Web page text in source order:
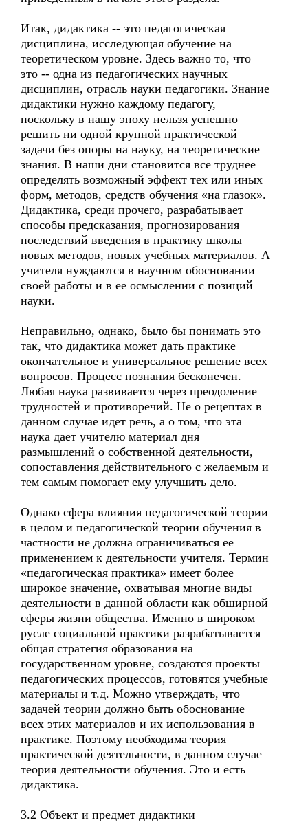
Итак, дидактика -- это педагогическая
дисциплина, исследующая обучение на
теоретическом уровне. Здесь важно то, что
это -- одна из педагогических научных
дисциплин, отрасль науки педагогики. Знание
дидактики нужно каждому педагогу,
поскольку в нашу эпоху нельзя успешно
решить ни одной крупной практической
задачи без опоры на науку, на теоретические
знания. В наши дни становится все труднее
определять возможный эффект тех или иных
форм, методов, средств обучения «на глазок».
Дидактика, среди прочего, разрабатывает
способы предсказания, прогнозирования
последствий введения в практику школы
новых методов, новых учебных материалов. А
учителя нуждаются в научном обосновании
своей работы и в ее осмыслении с позиций
науки.
Неправильно, однако, было бы понимать это
так, что дидактика может дать практике
окончательное и универсальное решение всех
вопросов. Процесс познания бесконечен.
Любая наука развивается через преодоление
трудностей и противоречий. Не о рецептах в
данном случае идет речь, а о том, что эта
наука дает учителю материал дня
размышлений о собственной деятельности,
сопоставления действительного с желаемым и
тем самым помогает ему улучшить дело.
Однако сфера влияния педагогической теории
в целом и педагогической теории обучения в
частности не должна ограничиваться ее
применением к деятельности учителя. Термин
«педагогическая практика» имеет более
широкое значение, охватывая многие виды
деятельности в данной области как обширной
сферы жизни общества. Именно в широком
русле социальной практики разрабатывается
общая стратегия образования на
государственном уровне, создаются проекты
педагогических процессов, готовятся учебные
материалы и т.д. Можно утверждать, что
задачей теории должно быть обоснование
всех этих материалов и их использования в
практике. Поэтому необходима теория
практической деятельности, в данном случае
теория деятельности обучения. Это и есть
дидактика.
3.2 Объект и предмет дидактики